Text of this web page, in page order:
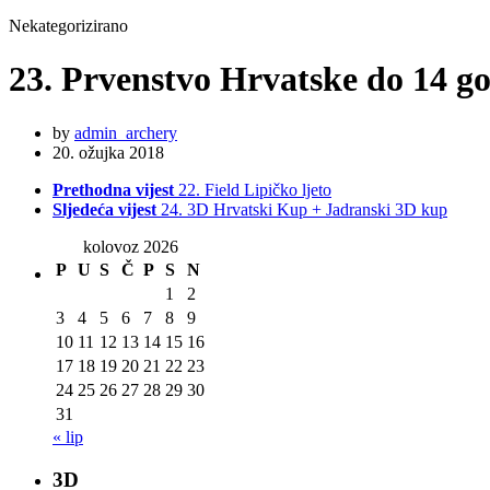
Nekategorizirano
23. Prvenstvo Hrvatske do 14
by admin_archery
20. ožujka 2018
Prethodna vijest 22. Field Lipičko ljeto
Sljedeća vijest 24. 3D Hrvatski Kup + Jadranski 3D kup
kolovoz 2026
P U S Č P S
N
1
2
3
4 5 6 7 8
9
10 11 12 13 14 15 16
17 18 19 20 21 22 23
24 25 26 27 28 29 30
31
« lip
3D